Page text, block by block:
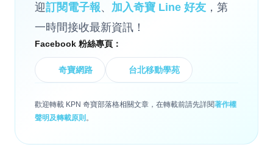
迎訂閱電子報、 加入奇寶 Line 好友 ，第
一時間接收最新資訊！
Facebook 粉絲專頁：
奇寶網路 台北移動學苑
歡迎轉載 KPN 奇寶部落格相關文章，在轉載前請先詳閱著作權
聲明及轉載原則 。